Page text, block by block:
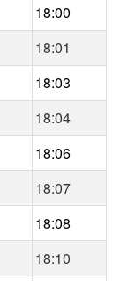
18:00
18:01
18:03
18:04
18:06
18:07
18:08
18:10